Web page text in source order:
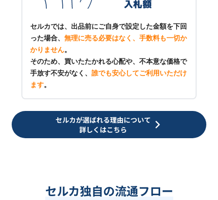
セルカでは、出品前にご自身で設定した金額を下回
った場合、 無理に売る必要はなく、手数料も一切か
かりません。
そのため、買いたたかれる心配や、不本意な価格で
手放す不安がなく、 誰でも安心してご利用いただけ
ます。
セルカが選ばれる理由について
詳しくはこちら
セルカ独自の流通フロー